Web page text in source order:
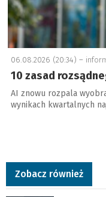
06.08.2026 (20:34) –
10 zasad
AI znowu rozpala
wynikach kwartalnych
Zobacz również